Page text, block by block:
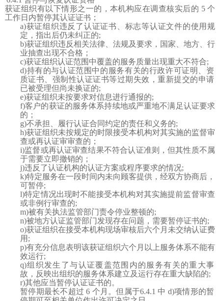
获证组织有以下情形之一的，本机构应在调查核实后的 5 个
工作日内暂停其认证证书 ；
a)获证组织违反了认证证书、标志等认证文件的使用规
定，指出后仍未纠正的;
b)获证组织违反相关法律、法规及要求，国家、地方、行
业抽查出现不合格；
c)获证组织认证范围中覆盖的服务质量出现重大不符合;
d)持有的与认证范围中的服务有关的行政许可证明、资
质证书、强制性认证证书等过期失效，重新提交的申请
已被受理但尚未换证的;
e)获证组织未按要求对信息进行通报的;
f)客户的获证的服务体系持续地或严重地不满足认证要求
的；
g)不承担、履行认证合同约定的责任和义务的;
h)获证组织未按规定的时限接受本机构对其实施的监督审
查或再认证审审查的；
i)监督或再认证审查结果不符合认证准则，但其性质不属
于需要立即撤销的；
j)违反了认证机构的认证方案或程序要求的情况;
k)特定服务在一段时间内未向顾客提供，经双方协商后，
可暂停;
l)特定情况出现时不能接受本机构对其实施提前监督审查
或非例行审查的;
m)被有关执法监管部门责令停业整顿的;
n)被地方认证监管部门发现存在问题，需要暂停证书的;
o)获证组织在接受本机构现场审核后六个月未交纳认证费
用;
p)有充分信息表明该获证组织六个月以上服务体系不能有
效运行;
q)组织发生了与认证覆盖范围内的服务有关的重大事
故，反映出组织的服务体系建立及运行存在重大缺陷的;
r)其他应当暂停认证证书的。
暂停期最长不超过 6 个月。但属于6.4.1 中 d)项情形的暂